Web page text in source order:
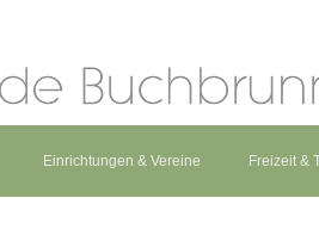
Einrichtungen & Vereine Freizeit &